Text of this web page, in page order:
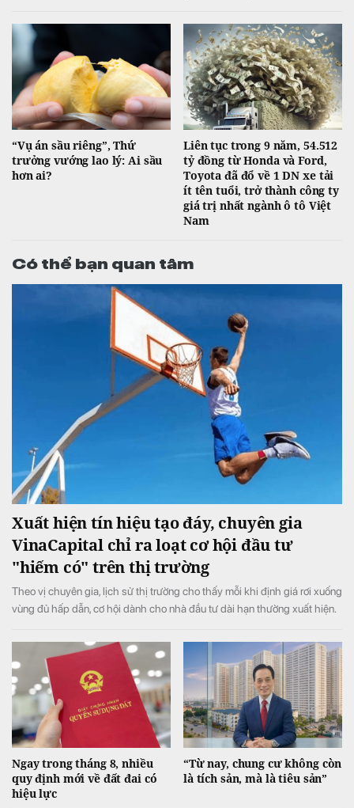
“Vụ án sầu riêng”, Thứ
trưởng vướng lao lý: Ai sầu
hơn ai?
Liên tục trong 9 năm, 54.512
tỷ đồng từ Honda và Ford,
Toyota đã đổ về 1 DN xe tải
ít tên tuổi, trở thành công ty
giá trị nhất ngành ô tô Việt
Nam
Có thể bạn quan tâm
Xuất hiện tín hiệu tạo đáy, chuyên gia
VinaCapital chỉ ra loạt cơ hội đầu tư
"hiếm có" trên thị trường
Theo vị chuyên gia, lịch sử thị trường cho thấy mỗi khi định giá rơi xuống
vùng đủ hấp dẫn, cơ hội dành cho nhà đầu tư dài hạn thường xuất hiện.
Ngay trong tháng 8, nhiều
quy định mới về đất đai có
hiệu lực
“Từ nay, chung cư không còn
là tích sản, mà là tiêu sản”